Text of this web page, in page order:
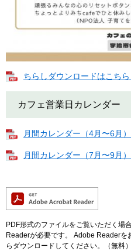
ちらしダウンロードはこち
カフェ営業日カレンダー
月間カレンダー（4月〜6月
月間カレンダー（7月〜9月
PDF形式のファイルをご覧いただく場
Readerが必要です。
Adobe Readerを
らダウンロードしてください。（無料）